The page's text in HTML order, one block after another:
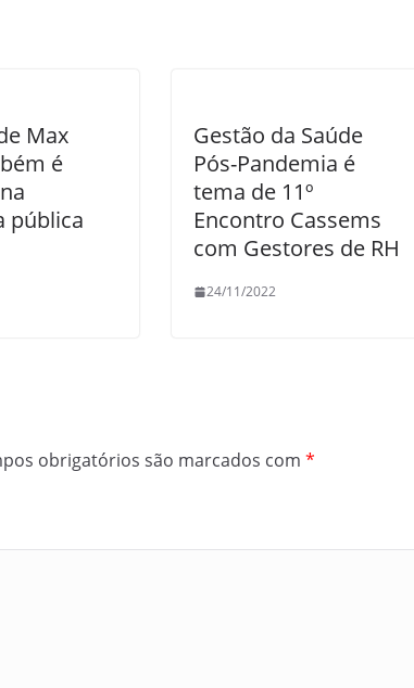
Max
é
pública
Gestão da Saúde
Pós-Pandemia é
tema de 11º
Encontro Cassems
com Gestores de RH
24/11/2022
obrigatórios são marcados com *